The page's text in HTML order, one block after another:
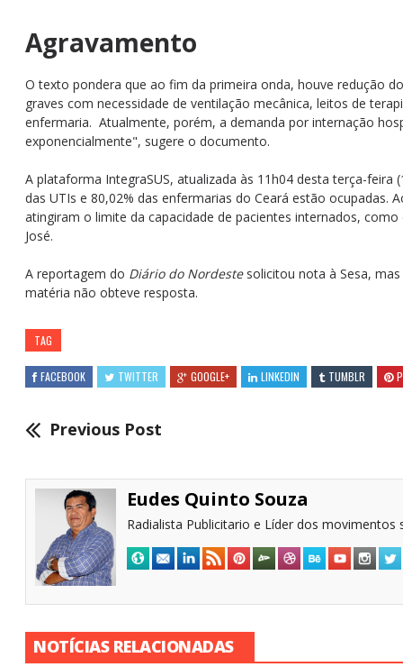
Agravamento
O texto pondera que ao fim da primeira onda, houve redução
graves com necessidade de ventilação mecânica, leitos de
enfermaria. Atualmente, porém, a demanda por internação
exponencialmente", sugere o documento.
A plataforma IntegraSUS, atualizada às 11h04 desta terça-feira
das UTIs e 80,02% das enfermarias do Ceará estão ocupadas.
atingiram o limite da capacidade de pacientes internados,
José.
A reportagem do Diário do Nordestesolicitou nota à Sesa,
matéria não obteve resposta.
TAG
FACEBOOK TWITTER GOOGLE+ LINKEDIN TUMBLR
Previous Post
Eudes Quinto Souza
Radialista Publicitario e Líder dos movimentos
NOTÍCIAS RELACIONADAS